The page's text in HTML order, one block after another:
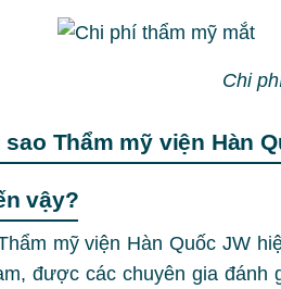
Chi
sao Thẩm mỹ viện Hàn
vậy?
mỹ viện Hàn Quốc JW
được các chuyên gia đánh